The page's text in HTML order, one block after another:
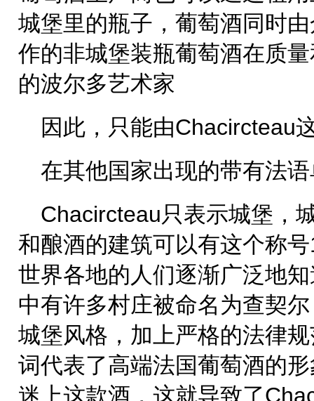
城堡里的瓶子，葡萄酒同时
作的非城堡装瓶葡萄酒在质
的波尔多艺术家
因此，只能由Chacircteau
在其他国家出现的带有法
Chacircteau只表示城堡，
和酿酒的建筑可以有这个称
世界各地的人们逐渐广泛地
中有许多村庄被命名为查契
城堡风格，加上严格的法律
词代表了高端法国葡萄酒的
迷上这款酒，这就导致了